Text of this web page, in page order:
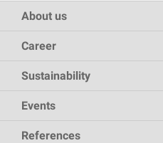
About us
Career
Sustainability
Events
References